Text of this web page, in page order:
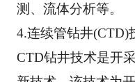
测、流体分析等。
4.连续管钻井(CTD)
CTD钻井技术是开